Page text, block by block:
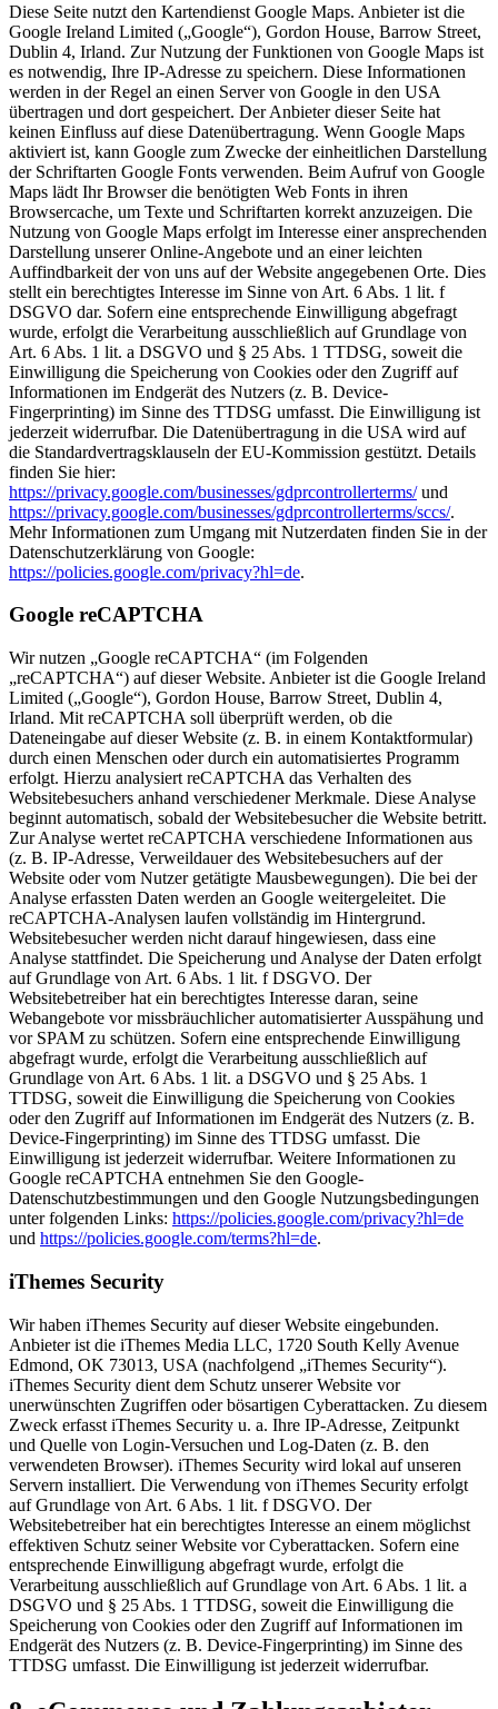
Diese Seite nutzt den Kartendienst Google Maps. Anbieter ist die
Google Ireland Limited („Google“), Gordon House, Barrow Street,
Dublin 4, Irland. Zur Nutzung der Funktionen von Google Maps ist
es notwendig, Ihre IP-Adresse zu speichern. Diese Informationen
werden in der Regel an einen Server von Google in den USA
übertragen und dort gespeichert. Der Anbieter dieser Seite hat
keinen Einfluss auf diese Datenübertragung. Wenn Google Maps
aktiviert ist, kann Google zum Zwecke der einheitlichen Darstellung
der Schriftarten Google Fonts verwenden. Beim Aufruf von Google
Maps lädt Ihr Browser die benötigten Web Fonts in ihren
Browsercache, um Texte und Schriftarten korrekt anzuzeigen. Die
Nutzung von Google Maps erfolgt im Interesse einer ansprechenden
Darstellung unserer Online-Angebote und an einer leichten
Auffindbarkeit der von uns auf der Website angegebenen Orte. Dies
stellt ein berechtigtes Interesse im Sinne von Art. 6 Abs. 1 lit. f
DSGVO dar. Sofern eine entsprechende Einwilligung abgefragt
wurde, erfolgt die Verarbeitung ausschließlich auf Grundlage von
Art. 6 Abs. 1 lit. a DSGVO und § 25 Abs. 1 TTDSG, soweit die
Einwilligung die Speicherung von Cookies oder den Zugriff auf
Informationen im Endgerät des Nutzers (z. B. Device-
Fingerprinting) im Sinne des TTDSG umfasst. Die Einwilligung ist
jederzeit widerrufbar. Die Datenübertragung in die USA wird auf
die Standardvertragsklauseln der EU-Kommission gestützt. Details
finden Sie hier:
https://privacy.google.com/businesses/gdprcontrollerterms/und
https://privacy.google.com/businesses/gdprcontrollerterms/sccs/.
Mehr Informationen zum Umgang mit Nutzerdaten finden Sie in der
Datenschutzerklärung von Google:
https://policies.google.com/privacy?hl=de.
Google reCAPTCHA
Wir nutzen „Google reCAPTCHA“ (im Folgenden
„reCAPTCHA“) auf dieser Website. Anbieter ist die Google Ireland
Limited („Google“), Gordon House, Barrow Street, Dublin 4,
Irland. Mit reCAPTCHA soll überprüft werden, ob die
Dateneingabe auf dieser Website (z. B. in einem Kontaktformular)
durch einen Menschen oder durch ein automatisiertes Programm
erfolgt. Hierzu analysiert reCAPTCHA das Verhalten des
Websitebesuchers anhand verschiedener Merkmale. Diese Analyse
beginnt automatisch, sobald der Websitebesucher die Website betritt.
Zur Analyse wertet reCAPTCHA verschiedene Informationen aus
(z. B. IP-Adresse, Verweildauer des Websitebesuchers auf der
Website oder vom Nutzer getätigte Mausbewegungen). Die bei der
Analyse erfassten Daten werden an Google weitergeleitet. Die
reCAPTCHA-Analysen laufen vollständig im Hintergrund.
Websitebesucher werden nicht darauf hingewiesen, dass eine
Analyse stattfindet. Die Speicherung und Analyse der Daten erfolgt
auf Grundlage von Art. 6 Abs. 1 lit. f DSGVO. Der
Websitebetreiber hat ein berechtigtes Interesse daran, seine
Webangebote vor missbräuchlicher automatisierter Ausspähung und
vor SPAM zu schützen. Sofern eine entsprechende Einwilligung
abgefragt wurde, erfolgt die Verarbeitung ausschließlich auf
Grundlage von Art. 6 Abs. 1 lit. a DSGVO und § 25 Abs. 1
TTDSG, soweit die Einwilligung die Speicherung von Cookies
oder den Zugriff auf Informationen im Endgerät des Nutzers (z. B.
Device-Fingerprinting) im Sinne des TTDSG umfasst. Die
Einwilligung ist jederzeit widerrufbar. Weitere Informationen zu
Google reCAPTCHA entnehmen Sie den Google-
Datenschutzbestimmungen und den Google Nutzungsbedingungen
unter folgenden Links: https://policies.google.com/privacy?hl=de
und https://policies.google.com/terms?hl=de.
iThemes Security
Wir haben iThemes Security auf dieser Website eingebunden.
Anbieter ist die iThemes Media LLC, 1720 South Kelly Avenue
Edmond, OK 73013, USA (nachfolgend „iThemes Security“).
iThemes Security dient dem Schutz unserer Website vor
unerwünschten Zugriffen oder bösartigen Cyberattacken. Zu diesem
Zweck erfasst iThemes Security u. a. Ihre IP-Adresse, Zeitpunkt
und Quelle von Login-Versuchen und Log-Daten (z. B. den
verwendeten Browser). iThemes Security wird lokal auf unseren
Servern installiert. Die Verwendung von iThemes Security erfolgt
auf Grundlage von Art. 6 Abs. 1 lit. f DSGVO. Der
Websitebetreiber hat ein berechtigtes Interesse an einem möglichst
effektiven Schutz seiner Website vor Cyberattacken. Sofern eine
entsprechende Einwilligung abgefragt wurde, erfolgt die
Verarbeitung ausschließlich auf Grundlage von Art. 6 Abs. 1 lit. a
DSGVO und § 25 Abs. 1 TTDSG, soweit die Einwilligung die
Speicherung von Cookies oder den Zugriff auf Informationen im
Endgerät des Nutzers (z. B. Device-Fingerprinting) im Sinne des
TTDSG umfasst. Die Einwilligung ist jederzeit widerrufbar.